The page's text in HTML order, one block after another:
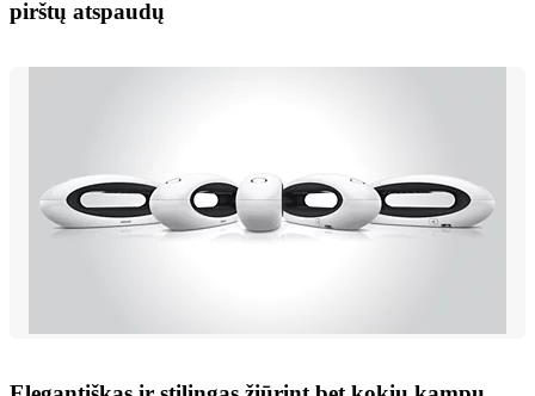
pirštų atspaudų